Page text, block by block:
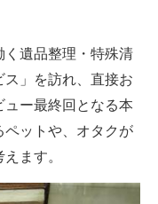
遺品整理・特殊清
」を訪れ、直接お
ー最終回となる本
ペットや、オタクが
ます。